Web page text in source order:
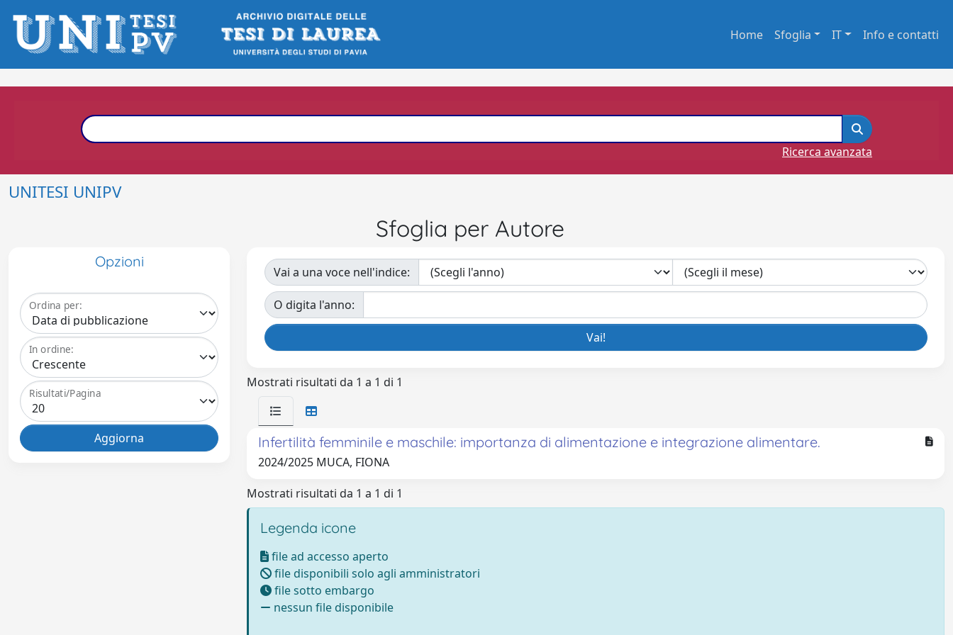
Home Sfoglia IT Info e contatti
Ricerca avanzata
UNITESI UNIPV
Sfoglia per Autore
Opzioni
Ordina per:
In ordine:
Risultati/Pagina
Vai a una voce nell'indice:
O digita l'anno:
Mostrati risultati da 1 a 1 di 1
Infertilità femminile e maschile: importanza di alimentazione e integrazione alimentare.
2024/2025 MUCA, FIONA
Mostrati risultati da 1 a 1 di 1
Legenda icone
file ad accesso aperto
file disponibili solo agli amministratori
file sotto embargo
nessun file disponibile